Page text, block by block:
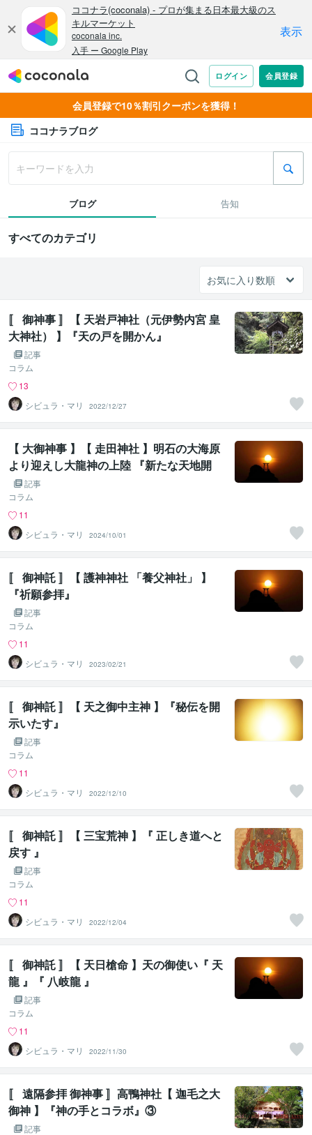
会員登録で10％割引クーポンを獲得！
ココナラブログ
ブログ 告知
すべてのカテゴリ
〚 御神事 〛【 天岩戸神社（元伊勢内宮 皇
大神社） 】『天の戸を開かん』
記事
コラム
13
シビュラ・マリ
2022/12/27
【 大御神事 】【 走田神社 】明石の大海原
より迎えし大龍神の上陸 『新たな天地開
闢』④-2
記事
コラム
11
シビュラ・マリ
2024/10/01
〚 御神託 〛【 護神神社 「養父神社」 】
『祈願参拝』
記事
コラム
11
シビュラ・マリ
2023/02/21
〚 御神託 〛【 天之御中主神 】『秘伝を開
示いたす』
記事
コラム
11
シビュラ・マリ
2022/12/10
〚 御神託 〛【 三宝荒神 】『 正しき道へと
戻す 』
記事
コラム
11
シビュラ・マリ
2022/12/04
〚 御神託 〛【 天日槍命 】天の御使い『 天
龍 』『 八岐龍 』
記事
コラム
11
シビュラ・マリ
2022/11/30
〚 遠隔参拝 御神事 〛高鴨神社【 迦毛之大
御神 】『神の手とコラボ』③
記事